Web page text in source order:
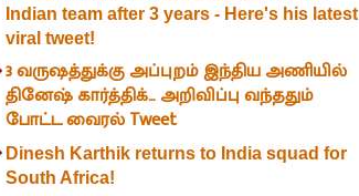
Indian team after 3 years - Here's his latest
viral tweet!
3 வருஷத்துக்கு அப்புறம் இந்திய அணியில்
தினேஷ் கார்த்திக்… அறிவிப்பு வந்ததும்
போட்ட வைரல் Tweet
Dinesh Karthik returns to India squad for
South Africa!